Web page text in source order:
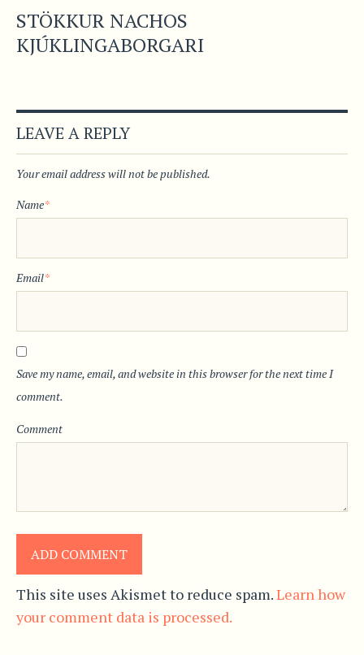
STÖKKUR NACHOS
KJÚKLINGABORGARI
LEAVE A REPLY
Your email address will not be published.
Name*
Email*
Save my name, email, and website in this browser for the next time I
comment.
Comment
This site uses Akismet to reduce spam.Learn how
your comment data is processed.